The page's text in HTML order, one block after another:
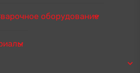
оборудование